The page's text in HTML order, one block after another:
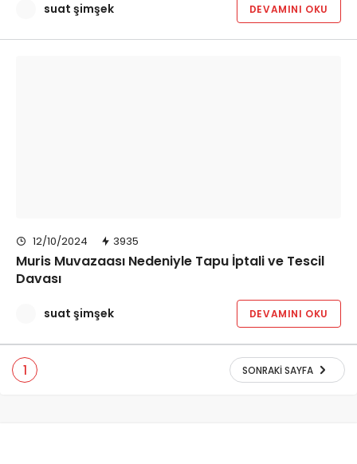
suat şimşek DEVAMINI OKU
12/10/2024 3935
Muris Muvazaası Nedeniyle Tapu İptali ve Tescil
Davası
suat şimşek DEVAMINI OKU
1 SONRAKI SAYFA